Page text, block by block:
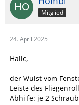
Mitglied
24. April 2025
Hallo,
der Wulst vom
Leiste des
Abhilfe: je 2